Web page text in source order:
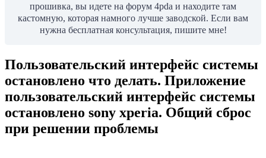
прошивка, вы идете на форум 4pda и находите там
кастомную, которая намного лучше заводской. Если вам
нужна бесплатная консультация, пишите мне!
Пользовательский интерфейс системы
остановлено что делать. Приложение
пользовательский интерфейс системы
остановлено sony xperia. Общий сброс
при решении проблемы